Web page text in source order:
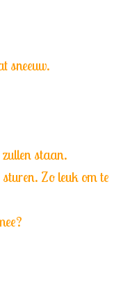
sneeuw.
staan.
Zo leuk om te